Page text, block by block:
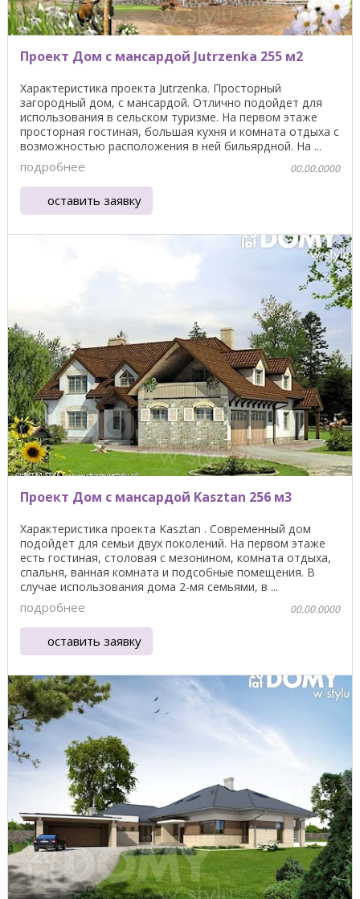
Проект Дом с мансардой Jutrzenka 255 м2
Характеристика проекта Jutrzenka. Просторный
загородный дом, с мансардой. Отлично подойдет для
использования в сельском туризме. На первом этаже
просторная гостиная, большая кухня и комната отдыха с
возможностью расположения в ней бильярдной. На ...
подробнее 00.00.0000
оставить заявку
Проект Дом с мансардой Kasztan 256 м3
Характеристика проекта Kasztan . Современный дом
подойдет для семьи двух поколений. На первом этаже
есть гостиная, столовая с мезонином, комната отдыха,
спальня, ванная комната и подсобные помещения. В
случае использования дома 2-мя семьями, в ...
подробнее 00.00.0000
оставить заявку